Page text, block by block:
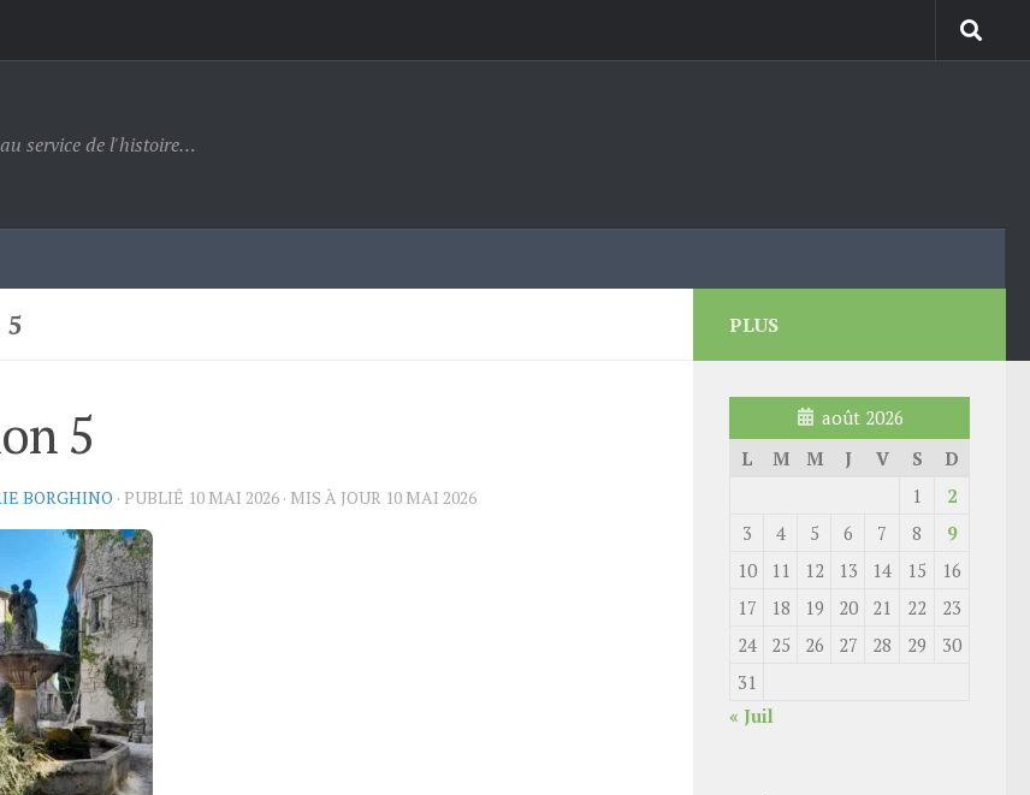
au service de l'histoire…
5
5
BORGHINO · PUBLIÉ 10 MAI 2026 · MIS À JOUR 10 MAI 2026
PLUS
août 2026
L
M M J V S
D
1
2
3
4 5 6 7 8
9
10
11 12 13 14 15
16
17
18 19 20 21 22
23
24
25 26 27 28 29
30
31
« Juil